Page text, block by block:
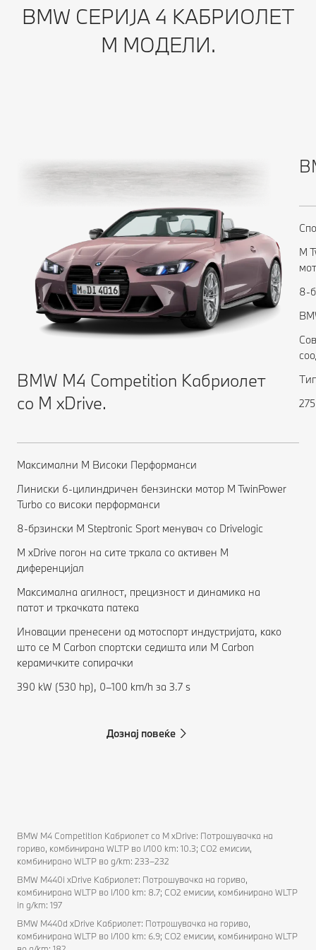
BMW СЕРИЈА 4 КАБРИОЛЕТ
M МОДЕЛИ.
BMW M4 Competition Кабриолет
со M xDrive.
Максимални М Високи Перформанси
Линиски 6-цилиндричен бензински мотор M TwinPower
Turbo со високи перформанси
8-брзински M Steptronic Sport менувач со Drivelogic
M xDrive погон на сите тркала со активен М
диференцијал
Максимална агилност, прецизност и динамика на
патот и тркачката патека
Иновации пренесени од мотоспорт индустријата, како
што се M Carbon спортски седишта или M Carbon
керамичките сопирачки
390 kW (530 hp), 0–100 km/h за 3.7 s
Дознај повеќе
M
8-
BMW M4 Competition Кабриолет со M xDrive: Потрошувачка на
гориво, комбинирана WLTP во l/100 km: 10.3; CO2 емисии,
комбинирано WLTP во g/km: 233–232
BMW M440i xDrive Кабриолет: Потрошувачка на гориво,
комбинирана WLTP во l/100 km: 8.7; CO2 емисии, комбинирано WLTP
in g/km: 197
BMW M440d xDrive Кабриолет: Потрошувачка на гориво,
комбинирана WLTP во l/100 km: 6.9; CO2 емисии, комбинирано WLTP